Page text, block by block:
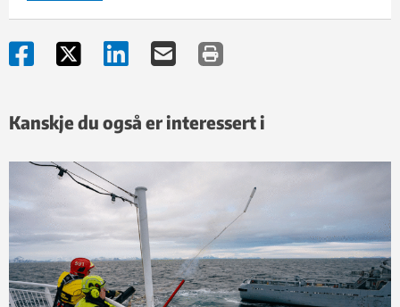
Kanskje du også er interessert i